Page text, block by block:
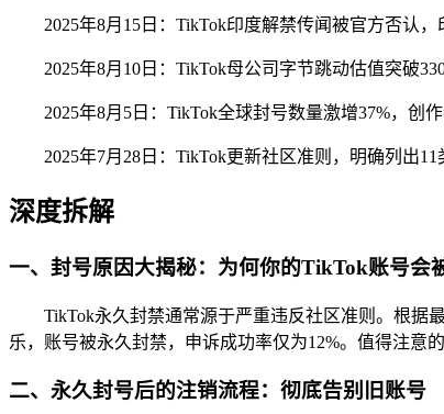
2025年8月15日：TikTok印度解禁传闻被官方否认
2025年8月10日：TikTok母公司字节跳动估值突破
2025年8月5日：TikTok全球封号数量激增37%，创
2025年7月28日：TikTok更新社区准则，明确列出
深度拆解
一、封号原因大揭秘：为何你的TikTok账号会
TikTok永久封禁通常源于严重违反社区准则。根据
乐，账号被永久封禁，申诉成功率仅为12%。值得注意
二、永久封号后的注销流程：彻底告别旧账号